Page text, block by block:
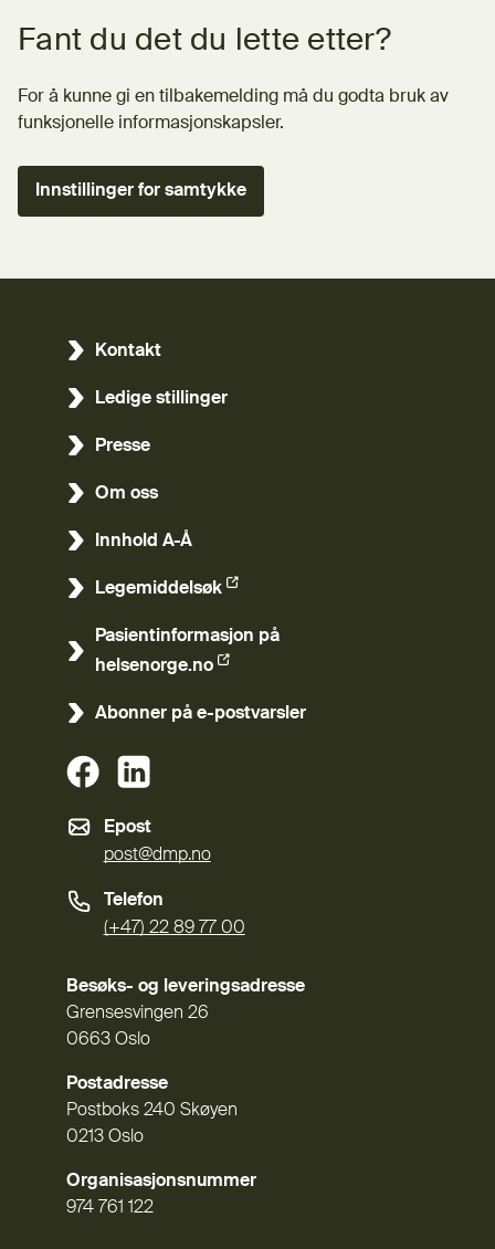
Fant du det du lette etter?
For å kunne gi en tilbakemelding må du godta bruk av
funksjonelle informasjonskapsler.
Innstillinger for samtykke
Kontakt
Ledige stillinger
Presse
Om oss
Innhold A-Å
Legemiddelsøk
(Ekstern lenke)
Pasientinformasjon på
helsenorge.no
(Ekstern lenke)
Abonner på e-postvarsler
(Ekstern lenke)
Epost
post@dmp.no
Telefon
(+47) 22 89 77 00
Besøks- og leveringsadresse
Grensesvingen 26
0663 Oslo
Postadresse
Postboks 240 Skøyen
0213 Oslo
Organisasjonsnummer
974 761 122